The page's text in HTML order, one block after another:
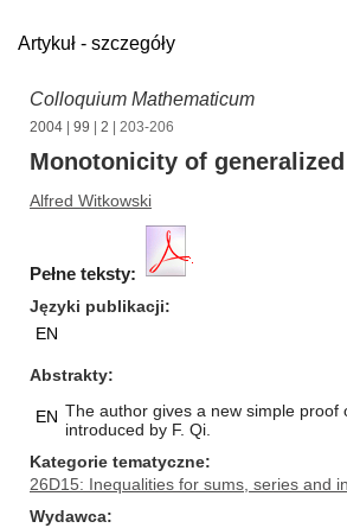
Artykuł - szczegóły
Colloquium Mathematicum
2004 99 2 | 203-206
Monotonicity of
Alfred Witkowski
Pełne teksty:
Języki publikacji
EN
Abstrakty
EN The author gives a new simple proof
introduced by F. Qi.
Kategorie tematyczne
26D15: Inequalities for sums, series and
Wydawca